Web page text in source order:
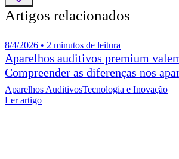
Artigos relacionados
8/4/2026 • 2 minutos de leitura
Aparelhos auditivos premium
Compreender as diferenças nos
Aparelhos AuditivosTecnologia e Inovação
Ler artigo